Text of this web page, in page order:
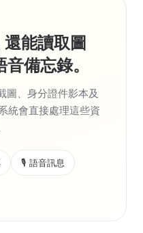
能讀取圖
備忘錄。
圖、身分證件影本及
統會直接處理這些資
🎙️ 語音訊息